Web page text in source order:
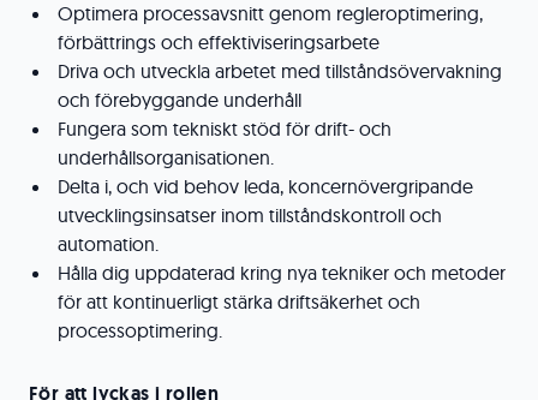
Optimera processavsnitt genom regleroptimering,
förbättrings och effektiviseringsarbete
Driva och utveckla arbetet med tillståndsövervakning
och förebyggande underhåll
Fungera som tekniskt stöd för drift- och
underhållsorganisationen.
Delta i, och vid behov leda, koncernövergripande
utvecklingsinsatser inom tillståndskontroll och
automation.
Hålla dig uppdaterad kring nya tekniker och metoder
för att kontinuerligt stärka driftsäkerhet och
processoptimering.
För att lyckas i rollen